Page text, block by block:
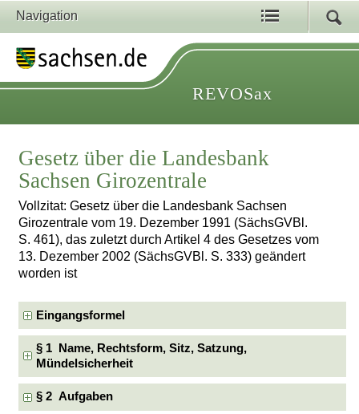
Navigation
REVOSax
Gesetz über die Landesbank
Sachsen Girozentrale
Vollzitat: Gesetz über die Landesbank Sachsen
Girozentrale vom 19. Dezember 1991 (SächsGVBl.
S. 461), das zuletzt durch Artikel 4 des Gesetzes vom
13. Dezember 2002 (SächsGVBl. S. 333) geändert
worden ist
Eingangsformel
§ 1 Name, Rechtsform, Sitz, Satzung,
Mündelsicherheit
§ 2 Aufgaben